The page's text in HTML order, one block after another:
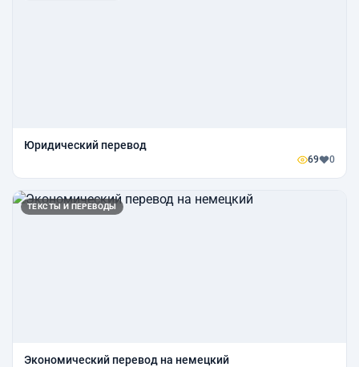
Юридический перевод
69 0
ТЕКСТЫ И ПЕРЕВОДЫ
Экономический перевод на немецкий